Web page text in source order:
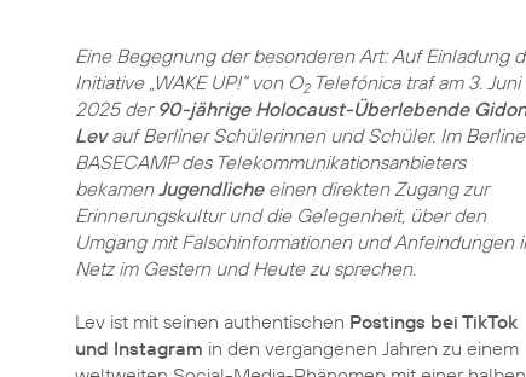
Eine Begegnung der besonderen Art: Auf Einladung
Initiative „WAKE UP!“ von O2Telefónica traf am 3. Juni
2025 der 90-jährige Holocaust-Überlebende Gidon
Levauf Berliner Schülerinnen und Schüler. Im
BASECAMP des Telekommunikationsanbieters
bekamenJugendlicheeinen direkten Zugang zur
Erinnerungskultur und die Gelegenheit, über den
Umgang mit Falschinformationen und Anfeindungen
Netz im Gestern und Heute zu sprechen.
Lev ist mit seinen authentischen Postings bei TikTok
und Instagram in den vergangenen Jahren zu einem